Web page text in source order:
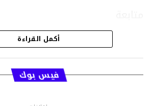
قسم الاخبار
أكمل القراءة
فيس بوك